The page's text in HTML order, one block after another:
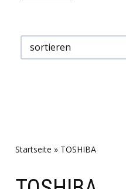
Startseite » TOSHIBA